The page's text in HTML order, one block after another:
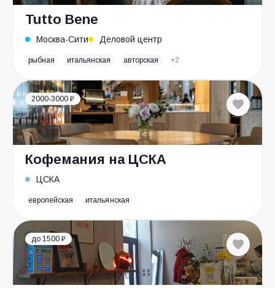
Tutto Bene
Москва-Сити Деловой центр
рыбная итальянская авторская +2
2000-3000 ₽
Кофемания на ЦСКА
ЦСКА
европейская итальянская
до 1500 ₽